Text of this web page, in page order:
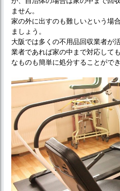
ません。
家の外に出すのも難しいという場
ましょう。
大阪では多くの不用品回収業者が
業者であれば家の中まで対応して
なものも簡単に処分することができ